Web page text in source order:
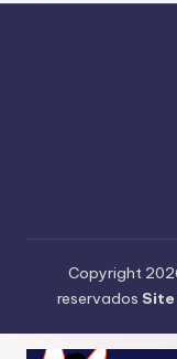
Copyright
reservados